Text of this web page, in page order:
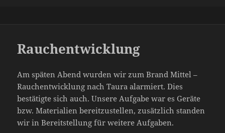
Rauchentwicklung
Am späten Abend wurden wir zum Brand Mittel –
Rauchentwicklung nach Taura alarmiert. Dies
bestätigte sich auch. Unsere Aufgabe war es Geräte
bzw. Materialien bereitzustellen, zusätzlich standen
wir in Bereitstellung für weitere Aufgaben.